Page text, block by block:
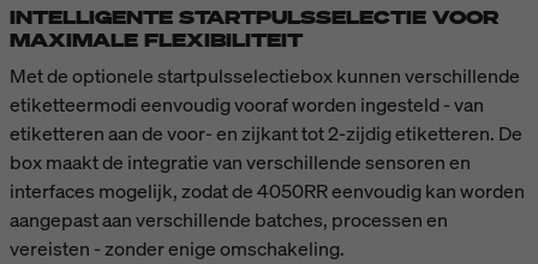
INTELLIGENTE STARTPULSSELECTIE VOOR
MAXIMALE FLEXIBILITEIT
Met de optionele startpulsselectiebox kunnen verschillende
etiketteermodi eenvoudig vooraf worden ingesteld - van
etiketteren aan de voor- en zijkant tot 2-zijdig etiketteren. De
box maakt de integratie van verschillende sensoren en
interfaces mogelijk, zodat de 4050RR eenvoudig kan worden
aangepast aan verschillende batches, processen en
vereisten - zonder enige omschakeling.